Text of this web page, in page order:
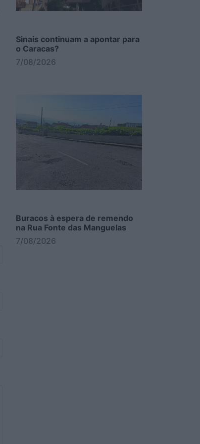
Sinais continuam a apontar para
o Caracas?
7/08/2026
Buracos à espera de remendo
na Rua Fonte das Manguelas
7/08/2026